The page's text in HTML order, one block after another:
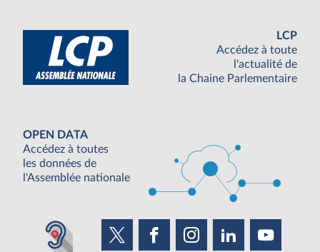
LCP
Accédez à toute
l'actualité de
la Chaine Parlementaire
OPEN DATA
Accédez à toutes
les données de
l'Assemblée nationale